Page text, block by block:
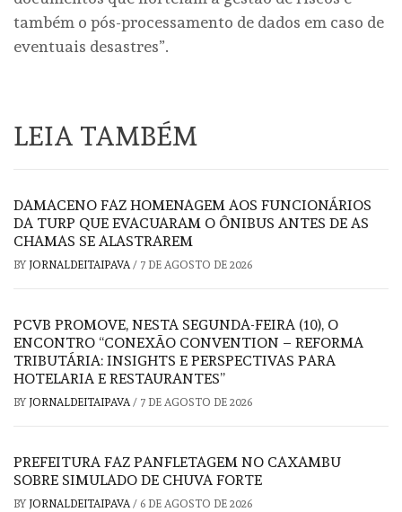
também o pós-processamento de dados em caso de
eventuais desastres”.
LEIA TAMBÉM
DAMACENO FAZ HOMENAGEM AOS FUNCIONÁRIOS
DA TURP QUE EVACUARAM O ÔNIBUS ANTES DE AS
CHAMAS SE ALASTRAREM
BY JORNALDEITAIPAVA/ 7 DE AGOSTO DE 2026
PCVB PROMOVE, NESTA SEGUNDA-FEIRA (10), O
ENCONTRO “CONEXÃO CONVENTION – REFORMA
TRIBUTÁRIA: INSIGHTS E PERSPECTIVAS PARA
HOTELARIA E RESTAURANTES”
BY JORNALDEITAIPAVA/ 7 DE AGOSTO DE 2026
PREFEITURA FAZ PANFLETAGEM NO CAXAMBU
SOBRE SIMULADO DE CHUVA FORTE
BY JORNALDEITAIPAVA/ 6 DE AGOSTO DE 2026